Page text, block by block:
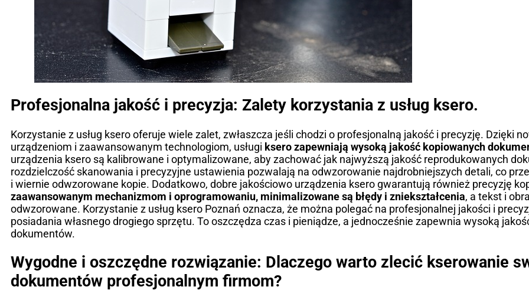
Profesjonalna jakość i precyzja: Zalety korzystania z usług ksero.
Korzystanie z usług ksero oferuje wiele zalet, zwłaszcza jeśli chodzi o profesjonalną jakość i precyzję. Dzięki
urządzeniom i zaawansowanym technologiom, usługi ksero zapewniają wysoką jakość kopiowanych
urządzenia ksero są kalibrowane i optymalizowane, aby zachować jak najwyższą jakość reprodukowanych
rozdzielczość skanowania i precyzyjne ustawienia pozwalają na odwzorowanie najdrobniejszych detali, co
i wiernie odwzorowane kopie. Dodatkowo, dobre jakościowo urządzenia ksero gwarantują również precyzję
zaawansowanym mechanizmom i oprogramowaniu, minimalizowane są błędy i zniekształcenia, a tekst i
odwzorowane. Korzystanie z usług ksero Poznań oznacza, że można polegać na profesjonalnej jakości i
posiadania własnego drogiego sprzętu. To oszczędza czas i pieniądze, a jednocześnie zapewnia wysoką
dokumentów.
Wygodne i oszczędne rozwiązanie: Dlaczego warto zlecić kserowanie
dokumentów profesjonalnym firmom?